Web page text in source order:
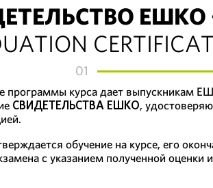
ЕШКО
01
программы курса дает выпускникам
СВИДЕТЕЛЬСТВА ЕШКО,
обучение на курсе, его
с указанием полученной оценки